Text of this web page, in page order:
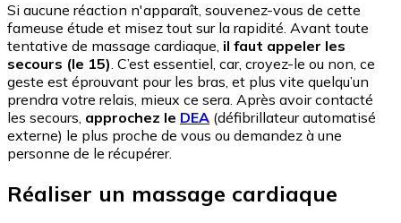
Si aucune réaction n'apparaît, souvenez-vous de cette
fameuse étude et misez tout sur la rapidité. Avant toute
tentative de massage cardiaque, il faut appeler les
secours (le 15). C’est essentiel, car, croyez-le ou non, ce
geste est éprouvant pour les bras, et plus vite quelqu’un
prendra votre relais, mieux ce sera. Après avoir contacté
les secours, approchez le DEA (défibrillateur automatisé
externe) le plus proche de vous ou demandez à une
personne de le récupérer.
Réaliser un massage cardiaque